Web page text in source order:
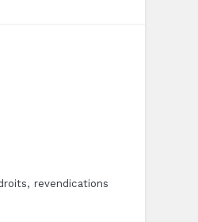
revendications